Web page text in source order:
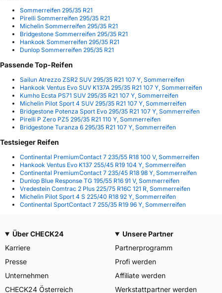
Sommerreifen 295/35 R21
Pirelli Sommerreifen 295/35 R21
Michelin Sommerreifen 295/35 R21
Bridgestone Sommerreifen 295/35 R21
Hankook Sommerreifen 295/35 R21
Dunlop Sommerreifen 295/35 R21
Passende Top-Reifen
Sailun Atrezzo ZSR2 SUV 295/35 R21 107 Y, Sommerreifen
Hankook Ventus Evo SUV K137A 295/35 R21 107 Y, Sommerreifen
Kumho Ecsta PS71 SUV 295/35 R21 107 Y, Sommerreifen
Michelin Pilot Sport 4 SUV 295/35 R21 107 Y, Sommerreifen
Bridgestone Potenza Sport Evo 295/35 R21 107 Y, Sommerreifen
Pirelli P Zero PZ5 295/35 R21 110 Y, Sommerreifen
Bridgestone Turanza 6 295/35 R21 107 Y, Sommerreifen
Testsieger Reifen
Continental PremiumContact 7 235/55 R18 100 V, Sommerreifen
Hankook Ventus Evo K137 255/45 R19 104 Y, Sommerreifen
Continental PremiumContact 7 235/45 R18 98 Y, Sommerreifen
Dunlop Blue Response TG 195/55 R16 91 V, Sommerreifen
Vredestein Comtrac 2 Plus 225/75 R16C 121 R, Sommerreifen
Michelin Pilot Sport 4 S 225/40 R18 92 Y, Sommerreifen
Continental SportContact 7 255/35 R19 96 Y, Sommerreifen
Über CHECK24
Karriere
Presse
Unternehmen
CHECK24 Österreich
Unsere Partner
Partnerprogramm
Profi werden
Affiliate werden
Werkstattpartner werden